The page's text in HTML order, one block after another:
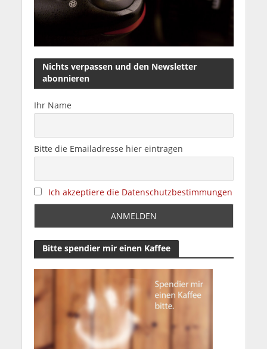
Nichts verpassen und den Newsletter
abonnieren
Ihr Name
Bitte die Emailadresse hier eintragen
Ich akzeptiere die Datenschutzbestimmungen
Bitte spendier mir einen Kaffee